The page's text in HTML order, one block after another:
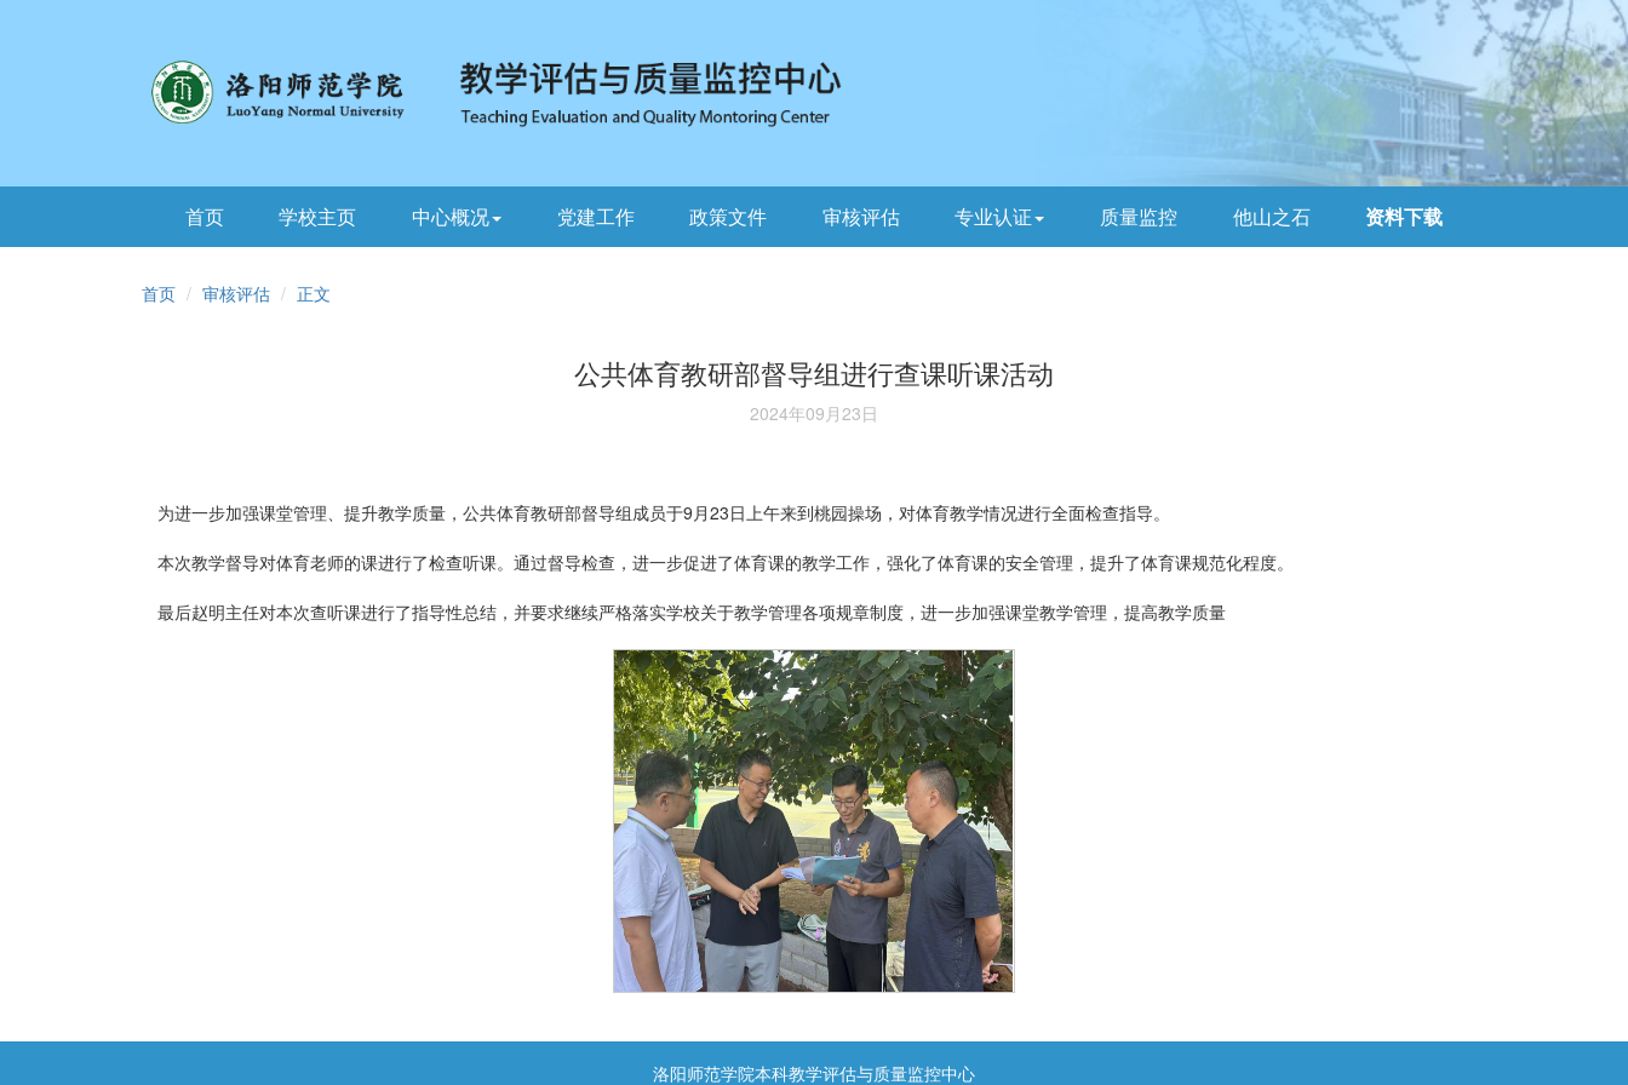
首页 学校主页 中心概况 党建工作 政策文件 审核评估 专业认证 质量监控 他山之石 资料下载
首页 审核评估 正文
公共体育教研部督导组进行查课听课活动
2024年09月23日
为进一步加强课堂管理、提升教学质量，公共体育教研部督导组成员于9月23日上午来到桃园操场，对体育教学情况进行全面检查指导。
本次教学督导对体育老师的课进行了检查听课。通过督导检查，进一步促进了体育课的教学工作，强化了体育课的安全管理，提升了体育课规范化程度。
最后赵明主任对本次查听课进行了指导性总结，并要求继续严格落实学校关于教学管理各项规章制度，进一步加强课堂教学管理，提高教学质量
洛阳师范学院本科教学评估与质量监控中心